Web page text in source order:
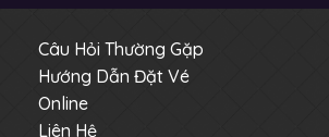
Câu Hỏi Thường Gặp
Hướng Dẫn Đặt Vé
Online
Liên Hệ